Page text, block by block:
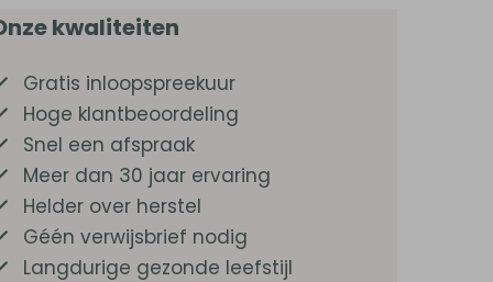
kwaliteiten
Gratis inloopspreekuur
Hoge klantbeoordeling
Snel een afspraak
Meer dan 30 jaar ervaring
Helder over herstel
Géén verwijsbrief nodig
Langdurige gezonde leefstijl